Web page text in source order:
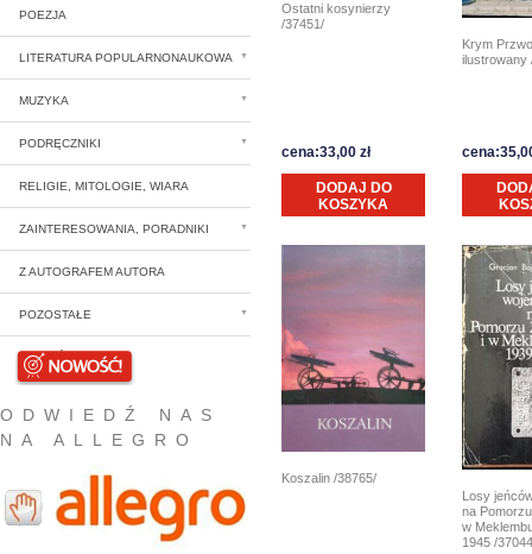
POEZJA
LITERATURA POPULARNONAUKOWA
MUZYKA
PODRĘCZNIKI
RELIGIE, MITOLOGIE, WIARA
ZAINTERESOWANIA, PORADNIKI
Z AUTOGRAFEM AUTORA
POZOSTAŁE
NOWOŚCI
ODWIEDŹ NAS
NA ALLEGRO
Ostatni kosynierzy
/37451/
cena:33,00 zł
DODAJ DO
KOSZYKA
Krym
ilustrowany
Koszalin /38765/
Losy
na
w
1945 /